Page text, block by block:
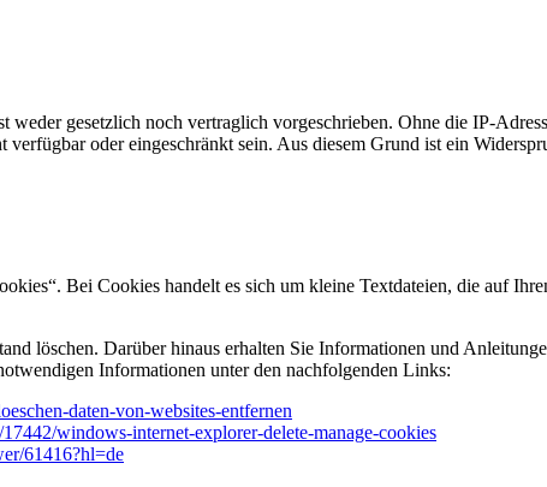
weder gesetzlich noch vertraglich vorgeschrieben. Ohne die IP-
oder eingeschränkt sein. Aus diesem Grund ist ein
Bei Cookies handelt es sich um kleine Textdateien, die auf
löschen. Darüber hinaus erhalten Sie Informationen und
Informationen unter den nachfolgenden Links:
daten-von-websites-entfernen
windows-internet-explorer-delete-manage-cookies
61416?hl=de